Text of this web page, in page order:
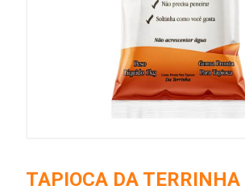
TAPIOCA DA TERRINHA